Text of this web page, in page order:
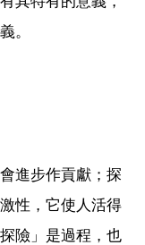
。
進步作貢獻；探
性，它使人活得
險」是過程，也